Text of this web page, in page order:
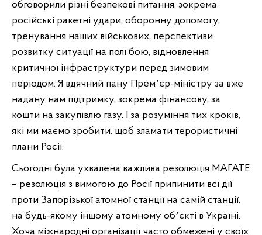
обговорили різні безпекові питання, зокрема
російські ракетні удари, оборонну допомогу,
тренування наших військових, перспективи
розвитку ситуації на полі бою, відновлення
критичної інфраструктури перед зимовим
періодом. Я вдячний пану Премʼєр-міністру за вже
надану нам підтримку, зокрема фінансову, за
кошти на закупівлю газу. І за розуміння тих кроків,
які ми маємо зробити, щоб зламати терористичні
плани Росії.
Сьогодні була ухвалена важлива резолюція МАГАТЕ
– резолюція з вимогою до Росії припинити всі дії
проти Запорізької атомної станції на самій станції,
на будь-якому іншому атомному обʼєкті в Україні.
Хоча міжнародні організації часто обмежені у своїх